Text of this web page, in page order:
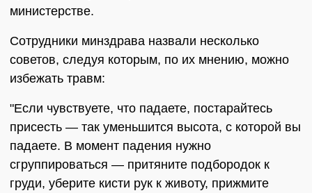
министерстве.
Сотрудники минздрава назвали несколько
советов, следуя которым, по их мнению, можно
избежать травм:
"Если чувствуете, что падаете, постарайтесь
присесть — так уменьшится высота, с которой вы
падаете. В момент падения нужно
сгруппироваться — притяните подбородок к
груди, уберите кисти рук к животу, прижмите